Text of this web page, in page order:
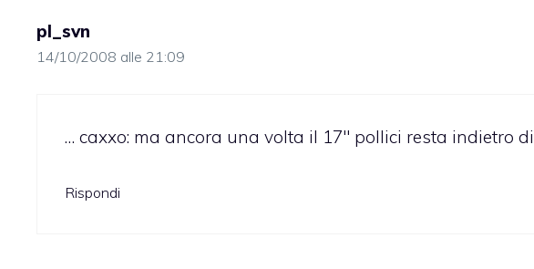
pl_svn
14/10/2008 alle 21:09
… caxxo: ma ancora una volta il 17″ pollici resta indietro
Rispondi